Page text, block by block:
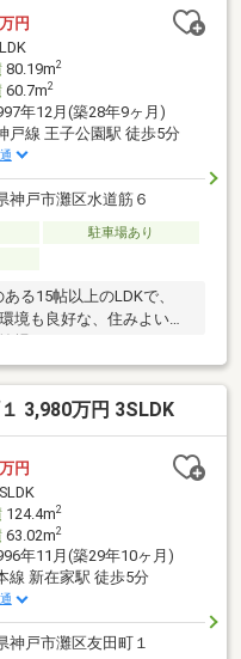
立地です♪☆過去に月20万
資用物件としてもご検討
万円
80.19m2
60.7m2
年12月(築28年9ヶ月)
戸線 王子公園駅 徒歩5分
神戸市灘区水道筋６
駐車場あり
る15帖以上のLDKで、
境も良好な、住みよい中
場があるので、バイクも
環境を見直しませんか。
送るための大きな役割を
にお任せください。
3,980万円 3SLDK
万円
124.4m2
63.02m2
年11月(築29年10ヶ月)
線 新在家駅 徒歩5分
神戸市灘区友田町１